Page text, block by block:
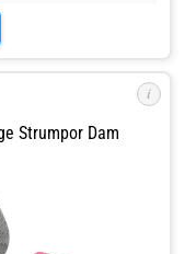
i
Strumpor Dam